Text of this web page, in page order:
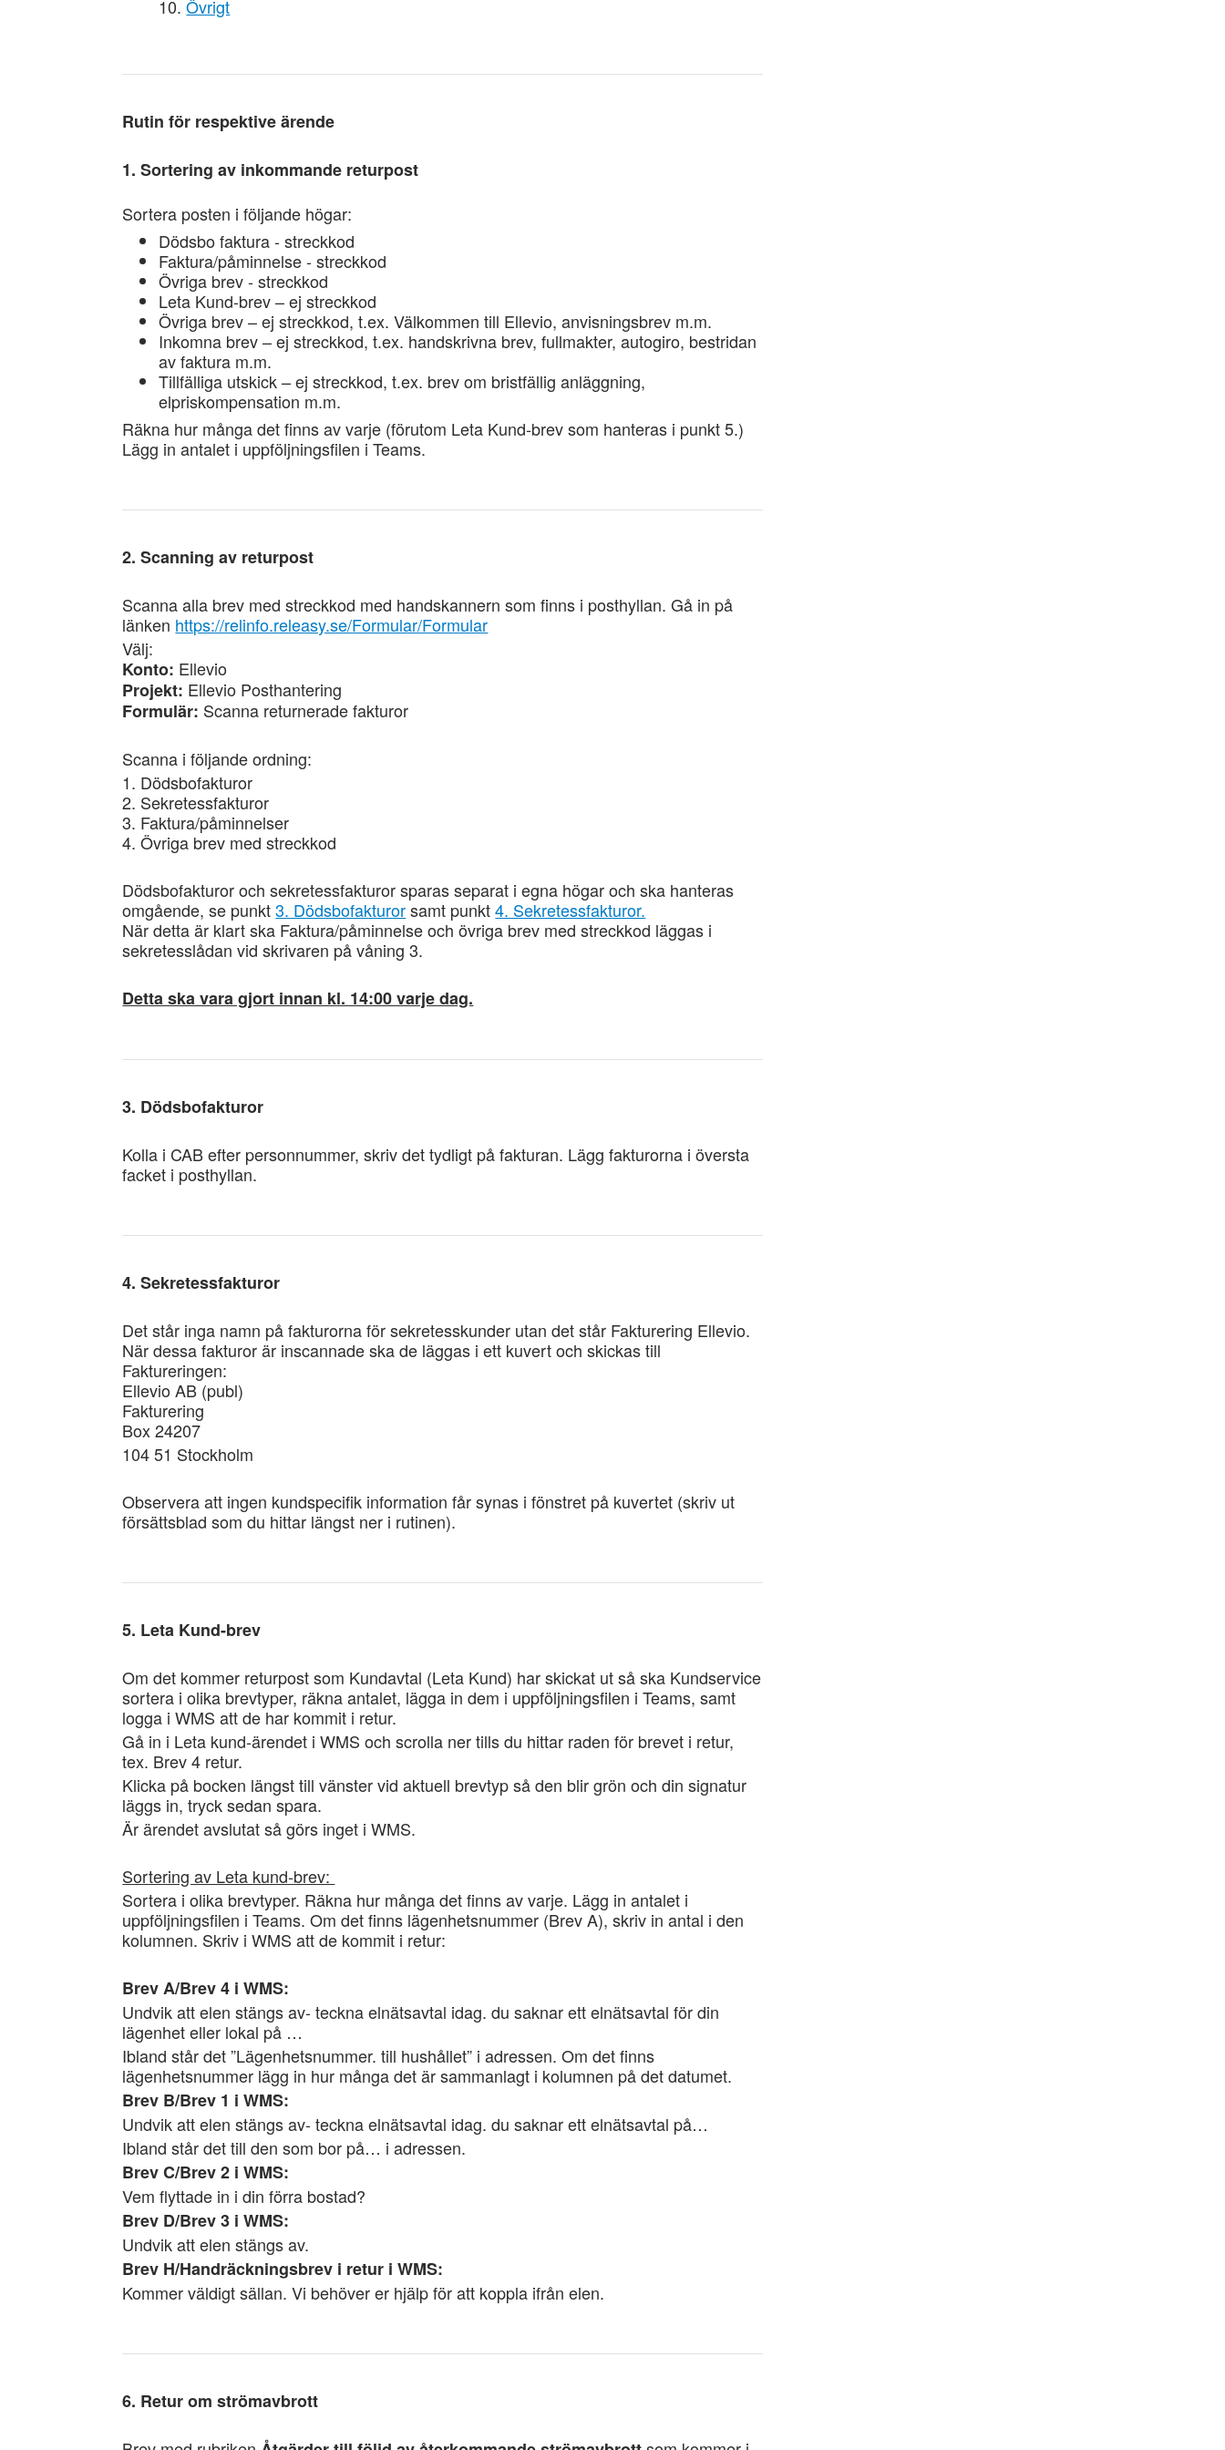
Övrigt
Rutin för respektive ärende
1. Sortering av inkommande returpost
Sortera posten i följande högar:
Dödsbo faktura - streckkod
Faktura/påminnelse - streckkod
Övriga brev - streckkod
Leta Kund-brev – ej streckkod
Övriga brev – ej streckkod, t.ex. Välkommen till Ellevio, anvisningsbrev m.m.
Inkomna brev – ej streckkod, t.ex. handskrivna brev, fullmakter, autogiro, bestridan
av faktura m.m.
Tillfälliga utskick – ej streckkod, t.ex. brev om bristfällig anläggning,
elpriskompensation m.m.
Räkna hur många det finns av varje (förutom Leta Kund-brev som hanteras i punkt 5.)
Lägg in antalet i uppföljningsfilen i Teams.
2. Scanning av returpost
Scanna alla brev med streckkod med handskannern som finns i posthyllan. Gå in på
länken https://relinfo.releasy.se/Formular/Formular
Välj:
Konto: Ellevio
Projekt: Ellevio Posthantering
Formulär: Scanna returnerade fakturor
Scanna i följande ordning:
1. Dödsbofakturor
2. Sekretessfakturor
3. Faktura/påminnelser
4. Övriga brev med streckkod
Dödsbofakturor och sekretessfakturor sparas separat i egna högar och ska hanteras
omgående, se punkt3. Dödsbofakturorsamt punkt4. Sekretessfakturor.
När detta är klart ska Faktura/påminnelse och övriga brev med streckkod läggas i
sekretesslådan vid skrivaren på våning 3.
Detta ska vara gjort innan kl. 14:00 varje dag.
3. Dödsbofakturor
Kolla i CAB efter personnummer, skriv det tydligt på fakturan. Lägg fakturorna i översta
facket i posthyllan.
4. Sekretessfakturor
Det står inga namn på fakturorna för sekretesskunder utan det står Fakturering Ellevio.
När dessa fakturor är inscannade ska de läggas i ett kuvert och skickas till
Faktureringen:
Ellevio AB (publ)
Fakturering
Box 24207
104 51 Stockholm
Observera att ingen kundspecifik information får synas i fönstret på kuvertet (skriv ut
försättsblad som du hittar längst ner i rutinen).
5. Leta Kund-brev
Om det kommer returpost som Kundavtal (Leta Kund) har skickat ut så ska Kundservice
sortera i olika brevtyper, räkna antalet, lägga in dem i uppföljningsfilen i Teams, samt
logga i WMS att de har kommit i retur.
Gå in i Leta kund-ärendet i WMS och scrolla ner tills du hittar raden för brevet i retur,
tex. Brev 4 retur.
Klicka på bocken längst till vänster vid aktuell brevtyp så den blir grön och din signatur
läggs in, tryck sedan spara.
Är ärendet avslutat så görs inget i WMS.
Sortering av Leta kund-brev:
Sortera i olika brevtyper. Räkna hur många det finns av varje. Lägg in antalet i
uppföljningsfilen i Teams. Om det finns lägenhetsnummer (Brev A), skriv in antal i den
kolumnen. Skriv i WMS att de kommit i retur:
Brev A/Brev 4 i WMS:
Undvik att elen stängs av- teckna elnätsavtal idag. du saknar ett elnätsavtal för din
lägenhet eller lokal på …
Ibland står det ”Lägenhetsnummer. till hushållet” i adressen. Om det finns
lägenhetsnummer lägg in hur många det är sammanlagt i kolumnen på det datumet.
Brev B/Brev 1 i WMS:
Undvik att elen stängs av- teckna elnätsavtal idag. du saknar ett elnätsavtal på…
Ibland står det till den som bor på… i adressen.
Brev C/Brev 2 i WMS:
Vem flyttade in i din förra bostad?
Brev D/Brev 3 i WMS:
Undvik att elen stängs av.
Brev H/Handräckningsbrev i retur i WMS:
Kommer väldigt sällan. Vi behöver er hjälp för att koppla ifrån elen.
6. Retur om strömavbrott